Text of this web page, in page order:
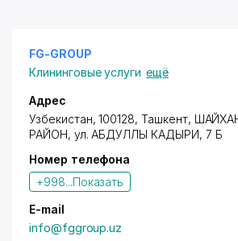
FG-GROUP
Клининговые услуги ещё
Адрес
Узбекистан, 100128, Ташкент,
РАЙОН, ул. АБДУЛЛЫ КАДЫРИ, 7 Б
Номер телефона
+998...Показать
E-mail
info@fggroup.uz